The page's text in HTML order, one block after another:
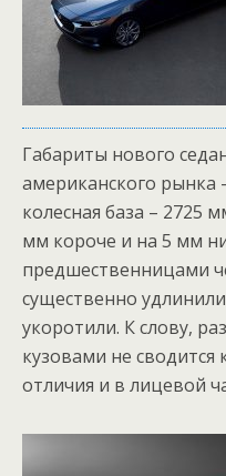
Габариты нового
американского рынка
колесная база – 2725
мм короче и на 5 мм
предшественницами
существенно
укоротили. К слову,
кузовами не
отличия и в лицевой